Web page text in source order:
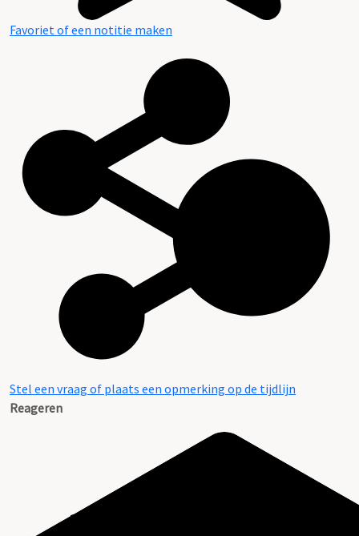
Favoriet of een notitie maken
Stel een vraag of plaats een opmerking op de tijdlijn
Reageren